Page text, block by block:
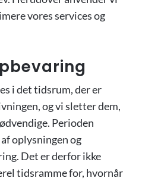
vores services og
i det tidsrum, der er
og vi sletter dem,
Perioden
oplysningen og
Det er derfor ikke
tidsramme for, hvornår